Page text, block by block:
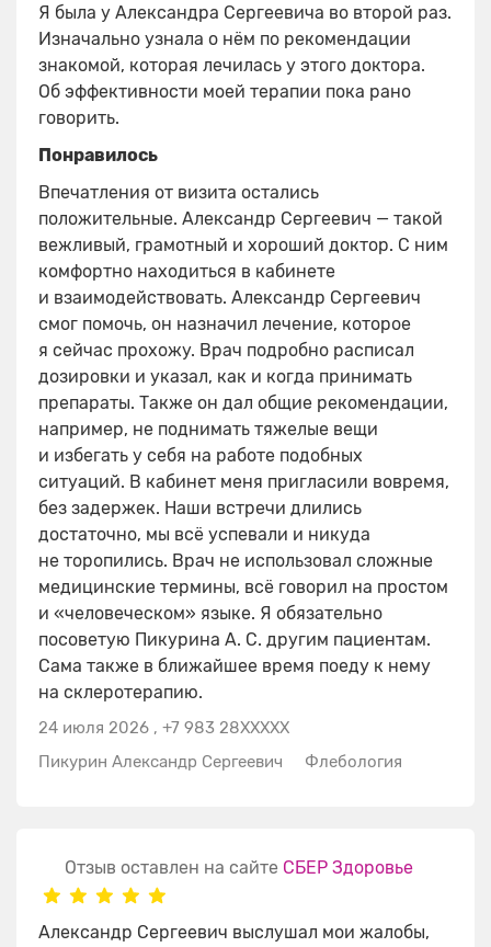
24 июля 2026 , +7 983 28XXXXX
Пикурин Александр Сергеевич
Флебология
Я была у Александра Сергеевича во второй раз.
Изначально узнала о нём по рекомендации
знакомой, которая лечилась у этого доктора.
Об эффективности моей терапии пока рано
говорить.
Понравилось
Впечатления от визита остались
положительные. Александр Сергеевич — такой
вежливый, грамотный и хороший доктор. С ним
комфортно находиться в кабинете
и взаимодействовать. Александр Сергеевич
смог помочь, он назначил лечение, которое
я сейчас прохожу. Врач подробно расписал
дозировки и указал, как и когда принимать
препараты. Также он дал общие рекомендации,
например, не поднимать тяжелые вещи
и избегать у себя на работе подобных
ситуаций. В кабинет меня пригласили вовремя,
без задержек. Наши встречи длились
достаточно, мы всё успевали и никуда
не торопились. Врач не использовал сложные
медицинские термины, всё говорил на простом
и «человеческом» языке. Я обязательно
посоветую Пикурина А. С. другим пациентам.
Сама также в ближайшее время поеду к нему
на склеротерапию.
Александр Сергеевич выслушал мои жалобы,
Отзыв оставлен на сайте СБЕР Здоровье